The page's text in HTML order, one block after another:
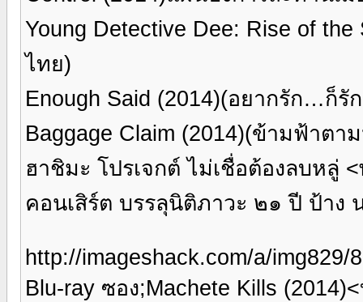
Young Detective Dee: Rise of
ไทย)
Enough Said (2014)(อยากรัก…ก็รั
Baggage Claim (2014)(ข้ามฟ้าตา
ฮาชิมะ โปรเจกต์ ไม่เชื่อต้องลบหลู่
คอนเสิร์ต บรรลุนิติภาวะ ๒๑ ปี ป้าง
http://imageshack.com/a/img829/
Blu-ray ซอง;Machete Kills